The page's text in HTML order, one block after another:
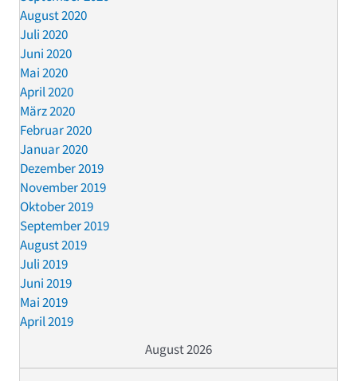
August 2020
Juli 2020
Juni 2020
Mai 2020
April 2020
März 2020
Februar 2020
Januar 2020
Dezember 2019
November 2019
Oktober 2019
September 2019
August 2019
Juli 2019
Juni 2019
Mai 2019
April 2019
August 2026